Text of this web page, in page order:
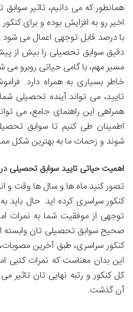
همانطور که می دانیم، تاثیر
با درصد قابل توجهی اعمال می
دقیق سوابق تحصیلی را بیش از
مسیر مهم، با گامی حیاتی روبرو
خاطر بسیاری به همراه دارد.
تایید، می تواند آینده تحصیلی
همراهی این راهنمای جامع، می
اطمینان طی کنیم تا سوابق
شوند و زحمات ما به بهترین شکل
اهمیت حیاتی تایید سوابق تحصیلی در
تصور کنید ماه ها و سال ها وقت و
کنکور سراسری کرده اید. حال
توجهی از موفقیت شما به نمرات
صحیح سوابق تحصیلی تان وابسته
کنکور سراسری، طبق آخرین
این بدان معناست که نمرات کتبی
کل کنکور و رتبه نهایی تان تاثیر
آن گذشت.